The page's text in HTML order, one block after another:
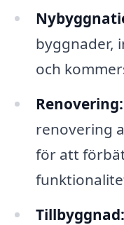
byggnader,
och
Renovering:
renovering
för att
Tillbyggnad: